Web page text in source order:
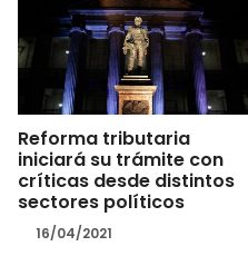
Reforma tributaria
iniciará su trámite con
críticas desde distintos
sectores políticos
16/04/2021